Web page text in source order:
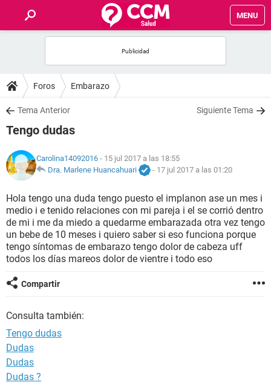
MENU
FOROS
SALUD
FAMILIA
NUTRICIÓN
BIENESTAR
SEXUALIDAD
GLOSARIO
Foros Embarazo
Tema Anterior Siguiente Tema
Tengo dudas
Carolina14092016 - 15 jul 2017 a las 18:55
Dra. Marlene Huancahuari
- 17 jul 2017 a las 01:20
Hola tengo una duda tengo puesto el implanon ase un mes i
medio i e tenido relaciones con mi pareja i el se corrió dentro
de mi i me da miedo a quedarme embarazada otra vez tengo
un bebe de 10 meses i quiero saber si eso funciona porque
tengo síntomas de embarazo tengo dolor de cabeza uff
todos los días mareos dolor de vientre i todo eso
Compartir
Consulta también:
Tengo dudas
Dudas
Dudas
Dudas ?